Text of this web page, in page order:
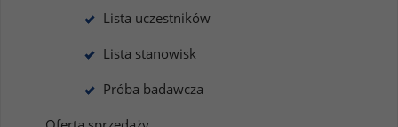
Lista uczestników
Lista stanowisk
Próba badawcza